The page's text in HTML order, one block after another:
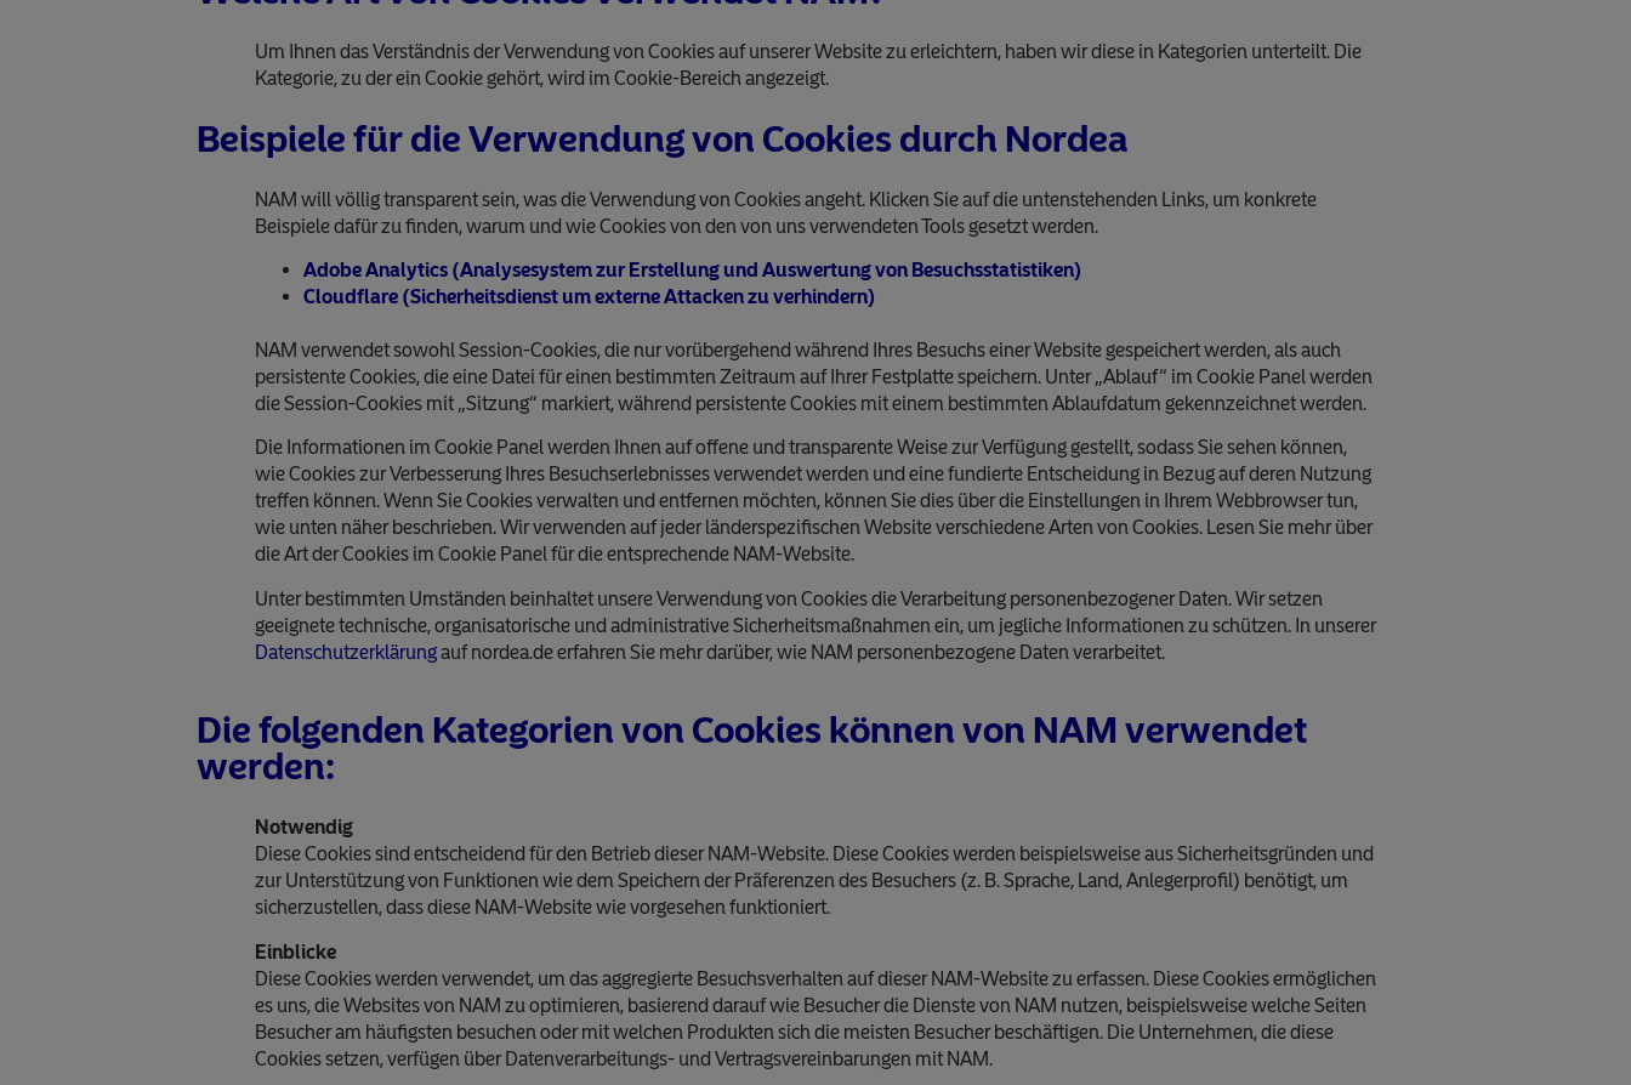
Um Ihnen das Verständnis der Verwendung von Cookies auf unserer Website zu erleichtern, haben wir diese in Kategorien unterteilt. Die
Kategorie, zu der ein Cookie gehört, wird im Cookie-Bereich angezeigt.
Beispiele für die Verwendung von Cookies durch Nordea
NAM will völlig transparent sein, was die Verwendung von Cookies angeht. Klicken Sie auf die untenstehenden Links, um konkrete
Beispiele dafür zu finden, warum und wie Cookies von den von uns verwendeten Tools gesetzt werden.
Adobe Analytics (Analysesystem zur Erstellung und Auswertung von Besuchsstatistiken)
Cloudflare (Sicherheitsdienst um externe Attacken zu verhindern)
NAM verwendet sowohl Session-Cookies, die nur vorübergehend während Ihres Besuchs einer Website gespeichert werden, als auch
persistente Cookies, die eine Datei für einen bestimmten Zeitraum auf Ihrer Festplatte speichern. Unter „Ablauf“ im Cookie Panel werden
die Session-Cookies mit „Sitzung“ markiert, während persistente Cookies mit einem bestimmten Ablaufdatum gekennzeichnet werden.
Die Informationen im Cookie Panel werden Ihnen auf offene und transparente Weise zur Verfügung gestellt, sodass Sie sehen können,
wie Cookies zur Verbesserung Ihres Besuchserlebnisses verwendet werden und eine fundierte Entscheidung in Bezug auf deren Nutzung
treffen können. Wenn Sie Cookies verwalten und entfernen möchten, können Sie dies über die Einstellungen in Ihrem Webbrowser tun,
wie unten näher beschrieben. Wir verwenden auf jeder länderspezifischen Website verschiedene Arten von Cookies. Lesen Sie mehr über
die Art der Cookies im Cookie Panel für die entsprechende NAM-Website.
Unter bestimmten Umständen beinhaltet unsere Verwendung von Cookies die Verarbeitung personenbezogener Daten. Wir setzen
geeignete technische, organisatorische und administrative Sicherheitsmaßnahmen ein, um jegliche Informationen zu schützen. In unserer
Datenschutzerklärungauf nordea.de erfahren Sie mehr darüber, wie NAM personenbezogene Daten verarbeitet.
Die folgenden Kategorien von Cookies können von NAM verwendet
werden:
Notwendig
Diese Cookies sind entscheidend für den Betrieb dieser NAM-Website. Diese Cookies werden beispielsweise aus Sicherheitsgründen und
zur Unterstützung von Funktionen wie dem Speichern der Präferenzen des Besuchers (z. B. Sprache, Land, Anlegerprofil) benötigt, um
sicherzustellen, dass diese NAM-Website wie vorgesehen funktioniert.
Einblicke
Diese Cookies werden verwendet, um das aggregierte Besuchsverhalten auf dieser NAM-Website zu erfassen. Diese Cookies ermöglichen
es uns, die Websites von NAM zu optimieren, basierend darauf wie Besucher die Dienste von NAM nutzen, beispielsweise welche Seiten
Besucher am häufigsten besuchen oder mit welchen Produkten sich die meisten Besucher beschäftigen. Die Unternehmen, die diese
Cookies setzen, verfügen über Datenverarbeitungs- und Vertragsvereinbarungen mit NAM.